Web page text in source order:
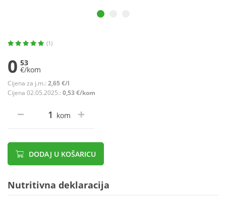
(1)
0 53
€/kom
Cijena za j.m.: 2,65 €/l
Cijena 02.05.2025.: 0,53 €/kom
kom
DODAJ U KOŠARICU
Nutritivna deklaracija